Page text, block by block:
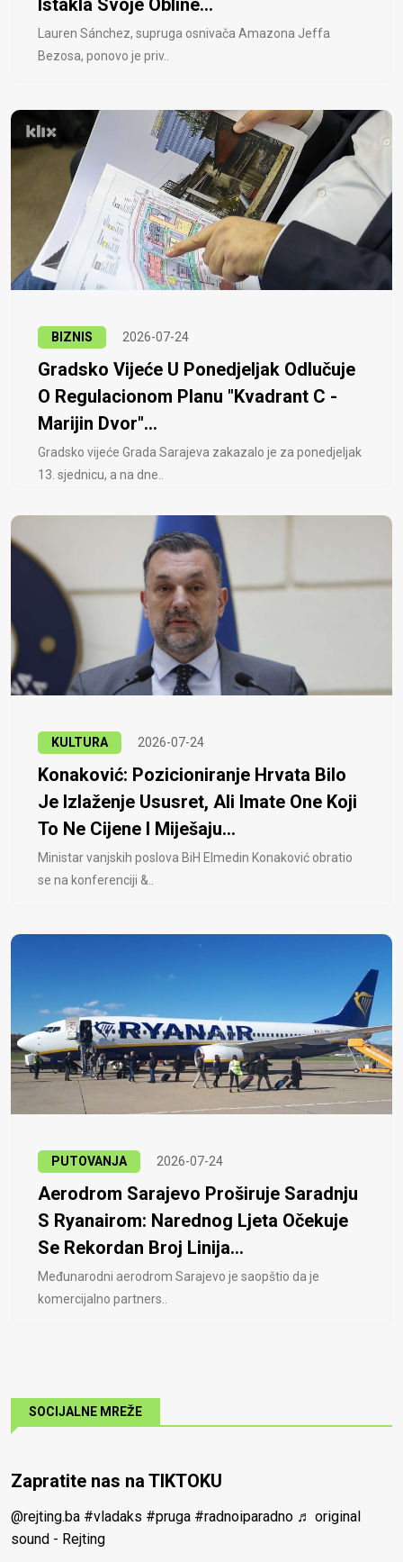
Istakla Svoje Obline...
Lauren Sánchez, supruga osnivača Amazona Jeffa
Bezosa, ponovo je priv..
BIZNIS 2026-07-24
Gradsko Vijeće U Ponedjeljak Odlučuje
O Regulacionom Planu "Kvadrant C -
Marijin Dvor"...
Gradsko vijeće Grada Sarajeva zakazalo je za ponedjeljak
13. sjednicu, a na dne..
KULTURA 2026-07-24
Konaković: Pozicioniranje Hrvata Bilo
Je Izlaženje Ususret, Ali Imate One Koji
To Ne Cijene I Miješaju...
Ministar vanjskih poslova BiH Elmedin Konaković obratio
se na konferenciji &..
PUTOVANJA 2026-07-24
Aerodrom Sarajevo Proširuje Saradnju
S Ryanairom: Narednog Ljeta Očekuje
Se Rekordan Broj Linija...
Međunarodni aerodrom Sarajevo je saopštio da je
komercijalno partners..
SOCIJALNE MREŽE
Zapratite nas na TIKTOKU
@rejting.ba #vladaks #pruga #radnoiparadno ♬ original
sound - Rejting